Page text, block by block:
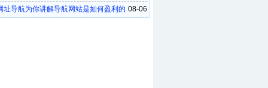
认证方法
08-06
址导航为你讲解导航网站是如何盈利的